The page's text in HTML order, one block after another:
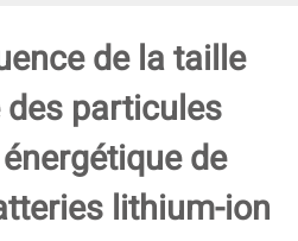
de la taille
particules
de
lithium-ion